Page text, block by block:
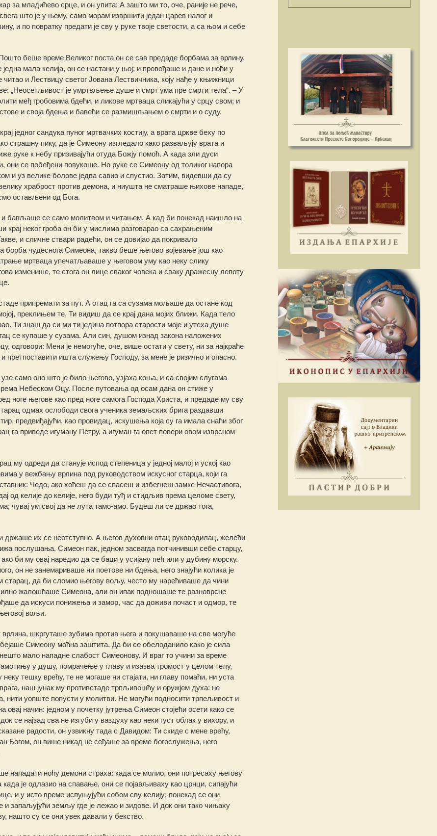
за младићево срце, и он упита: А зашто ми то, оче, раније не рече,
што је у њему, само морам извршити један царев налог и
и по повратку предати је сву у руке твоје светости, а са њом и себе
беше време Великог поста он се сав предаде борбама за врлину.
мала келија, он се настани у њој; и провођаше и дане и ноћи у
и Лествицу светог Јована Лествичника, коју нађе у књижници
„Неосетљивост је умртвљење душе и смрт ума пре смрти тела“. – У
међ гробовима бдећи, и ликове мртваца сликајући у срцу свом; и
и своја бдења и бавећи се размишљањем о смрти и о суду.
једног сандука пуног мртвачких костију, а врата цркве беху по
страшну пику, да је Симеону изгледало како разваљују врата и
руке к небу призивајући отуда Божју помоћ. А када зли дуси
они се побеђени повукоше. Но руке се Симеону од толиког напора
и уз велике болове једва савио и спустио. Затим, видевши да су
храброст против демона, и ниушта не сматраше њихове нападе,
остављени од Бога.
бављаше се само молитвом и читањем. А кад би понекад наишло на
неког гроба он би у мислима разговарао са сахрањеним
и сличне ствари радећи, он се довијао да покривало
борба чудеснога Симеона, такво беше његово војевање још као
мртваца упечатљаваше у његовом уму као неку слику
изменише, те стога он лице сваког човека и сваку дражесну лепоту
припремати за пут. А отац га са сузама мољаше да остане код
преклињем те. Ти видиш да се крај дана мојих ближи. Када тело
Ти знаш да си ми ти једина потпора старости моје и утеха душе
се купаше у сузама. Али син, душом изнад закона наложених
Мени је немогуће, оче, више остати у свету, ни за најкраће
ишта служењу Господу, за мене је ризично и опасно.
само оно што је било његово, узјаха коња, и са својим слугама
Небеском Оцу. После путовања од осам дана он стиже у
ноге његове као пред ноге самога Господа Христа, и предаде му сву
одмах ослободи свога ученика земаљских брига раздавши
предвиђајући, као провидац, искушења која су га имала снаћи због
га приведе игуману Петру, а игуман га опет повери овом изврсном
му одреди да станује испод степеница у једној малој и уској као
у вежбању врлина под руководством искусног старца, који га
Чедо, ако хоћеш да се спасеш и избегнеш замке Нечастивога,
од келије до келије, него буди туђ и стидљив према целоме свету,
чувај ум свој да не лута тамо-амо. Будеш ли се држао тога,
их се неотступно. А његов духовни отац руководилац, желећи
послушања. Симеон пак, једном засвагда потчинивши себе старцу,
би му овај наредио да се баци у усијану пећ или у дубину морску.
он не занемариваше ни поетове ни бдења, него знајући колика је
да би сломио његову вољу, често му нарећиваше да чини
жалошћаше Симеона, али он ипак подношаше те разноврсне
да искуси понижења и замор, час да доживи почаст и одмор, те
вољи.
шкргуташе зубима против њега и покушаваше на све могуће
Симеону моћна заштита. Да би се обелоданило како је сила
мало нападне слабост Симеонову. И враг то учини за време
у душу, помрачење у главу и изазва тромост у целом телу,
тешку врећу, те не могаше ни стајати, ни главу помаћи, ни уста
наш јунак му противстаде трпљивошћу и оружјем духа: не
нити уопште попусти у молитви. Не могући подносити трпељивост и
начин: једном у почетку јутрења Симеон стојећи осети како се
се најзад сва не изгуби у ваздуху као неки густ облак у вихору, и
радости, он узвикну тада с Давидом: Ти скиде с мене врећу,
Богом, он више никад не сеђаше за време богослужења, него
ноћу демони страха: када се молио, они потресаху његову
је одлазио на спавање, они се појављиваху као црнци, сипајући
и у исто време испуњујући собом сву келију; понекад се они
и запаљујући земљу где је лежао и зидове. И док они тако чињаху
нашто су се они увек давали у бекство.